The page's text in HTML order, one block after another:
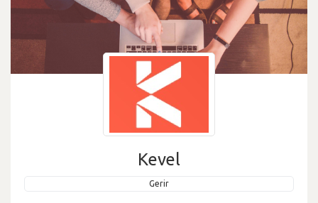
Kevel
Gerir